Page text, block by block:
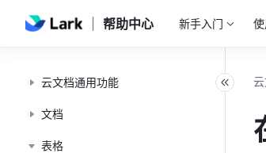
帮助中心 新手入门
云文档通用功能
文档
表格